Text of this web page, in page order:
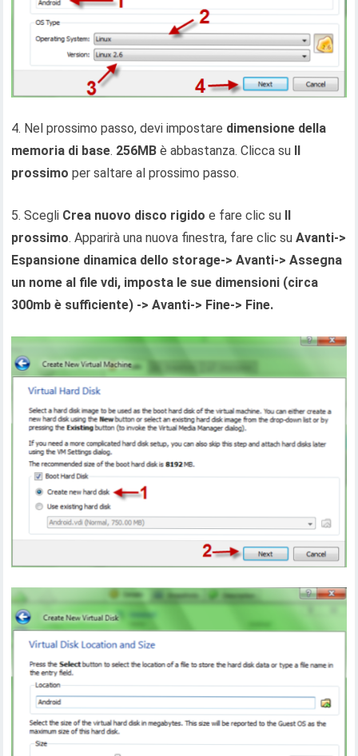
4. Nel prossimo passo, devi impostare dimensione della
memoria di base. 256MB è abbastanza. Clicca su
prossimo per saltare al prossimo passo.
5. Scegli Crea nuovo disco rigido e fare clic su
prossimo. Apparirà una nuova finestra, fare clic suAvanti->
Espansione dinamica dello storage-> Avanti-> Assegna
un nome al file vdi, imposta le sue dimensioni (circa
300mb è sufficiente) -> Avanti-> Fine-> Fine.